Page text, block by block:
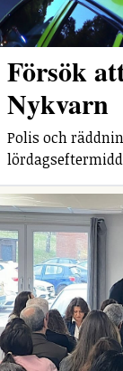
Försök
Nykvarn
Polis och